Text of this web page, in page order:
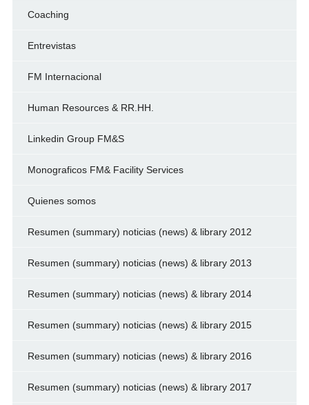
Coaching
Entrevistas
FM Internacional
Human Resources & RR.HH.
Linkedin Group FM&S
Monograficos FM& Facility Services
Quienes somos
Resumen (summary) noticias (news) & library 2012
Resumen (summary) noticias (news) & library 2013
Resumen (summary) noticias (news) & library 2014
Resumen (summary) noticias (news) & library 2015
Resumen (summary) noticias (news) & library 2016
Resumen (summary) noticias (news) & library 2017